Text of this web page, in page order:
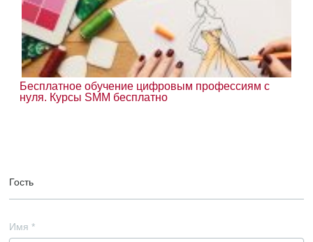
Бесплатное обучение цифровым профессиям с
нуля. Курсы SMM бесплатно
Гость
Имя *